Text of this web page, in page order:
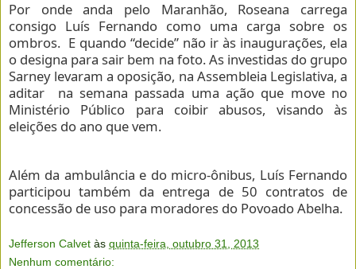
Por onde anda pelo Maranhão, Roseana carrega
consigo Luís Fernando como uma carga sobre os
ombros. E quando “decide” não ir às inaugurações, ela
o designa para sair bem na foto. As investidas do grupo
Sarney levaram a oposição, na Assembleia Legislativa, a
aditar na semana passada uma ação que move no
Ministério Público para coibir abusos, visando às
eleições do ano que vem.
Além da ambulância e do micro-ônibus, Luís Fernando
participou também da entrega de 50 contratos de
concessão de uso para moradores do Povoado Abelha.
Jefferson Calvet às quinta-feira, outubro 31, 2013
Nenhum comentário: